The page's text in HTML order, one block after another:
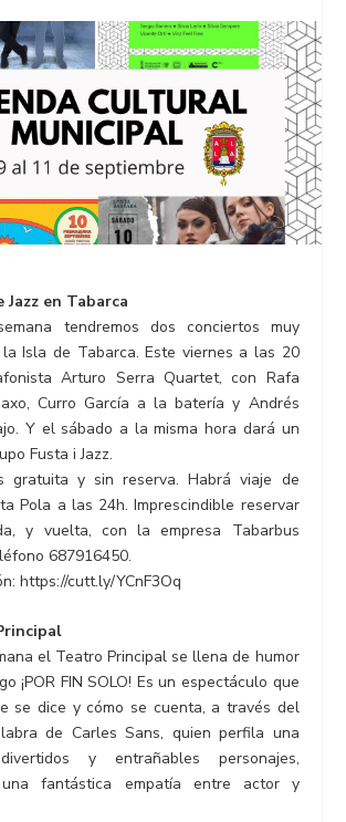
en Tabarca
tendremos dos conciertos muy
Isla de Tabarca. Este viernes a las 20
Arturo Serra Quartet, con Rafa
Curro García a la batería y Andrés
Y el sábado a la misma hora dará un
Fusta i Jazz.
gratuita y sin reserva. Habrá viaje de
Pola a las 24h. Imprescindible reservar
y vuelta, con la empresa Tabarbus
687916450.
https://cutt.ly/YCnF3Oq
el Teatro Principal se llena de humor
¡POR FIN SOLO! Es un espectáculo que
se dice y cómo se cuenta, a través del
de Carles Sans, quien perfila una
y entrañables personajes,
una fantástica empatía entre actor y